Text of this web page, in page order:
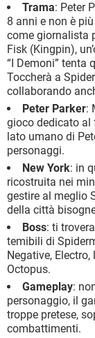
Trama: Peter
8 anni e non è
come giornalista
Fisk (Kingpin),
“I Demoni” tenta
Toccherà a
collaborando
Peter Parker:
gioco dedicato al
lato umano di
personaggi.
New York: in
ricostruita nei
gestire al meglio
della città
Boss: ti
temibili di
Negative, Electro,
Octopus.
Gameplay:
personaggio, il
troppe pretese,
combattimenti.